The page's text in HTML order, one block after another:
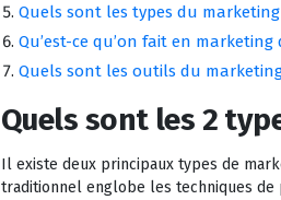
Quels sont les types du
Qu’est-ce qu’on fait en marketing
Quels sont les outils du
Quels sont les 2
Il existe deux principaux types de
traditionnel englobe les techniques